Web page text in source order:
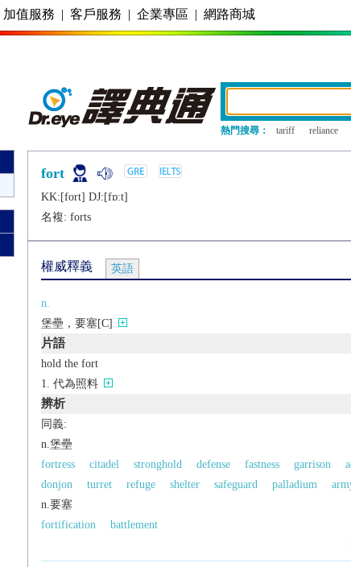
加值服務 | 客戶服務 | 企業專區 | 網路商城
熱門搜尋： tariff reliance
fort
KK:[fort] DJ:[fɒːt]
名複: forts
權威釋義 英語
n.
堡壘，要塞[C]
片語
hold the fort
代為照料
辨析
同義:
n.堡壘
fortress
citadel stronghold defense fastness garrison
donjon
turret refuge shelter safeguard palladium
n.要塞
fortification
battlement